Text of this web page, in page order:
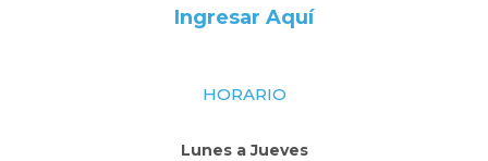
Ingresar Aquí
HORARIO
Lunes a Jueves